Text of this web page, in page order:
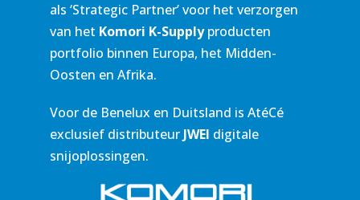
als ‘Strategic Partner’ voor het verzorgen
van het Komori K-Supplyproducten
portfolio binnen Europa, het Midden-
Oosten en Afrika.
Voor de Benelux en Duitsland is AtéCé
exclusief distributeur JWEI digitale
snijoplossingen.